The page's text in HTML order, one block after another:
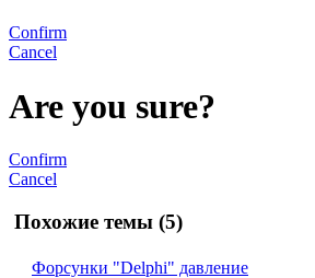
Confirm
Cancel
Are you sure?
Confirm
Cancel
Похожие темы (5)
Форсунки "Delphi" давление